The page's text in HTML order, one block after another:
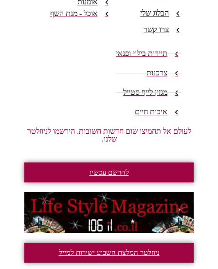
הבלוג שלי
צרו קשר
אומנות
אוכל - מנת השף
תיירות בילוי ופנאי
צרכנות
מגזין לייף סטייל
איכות חיים
לעולם אל תחמיצו שום חדשות חשובות. הירשמו לניוזלטר
שלנו.
להרשם עכשיו
ניוזלטר המלצת השבוע ישירות למייל